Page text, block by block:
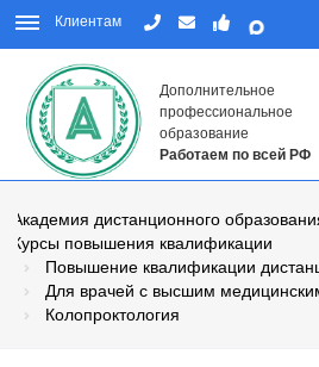
Клиентам
Дополнительное
профессиональное
образование
Работаем по всей РФ
Академия дистанционного
Курсы повышения квалификации
Повышение квалификации
Для врачей с высшим
Колопроктология